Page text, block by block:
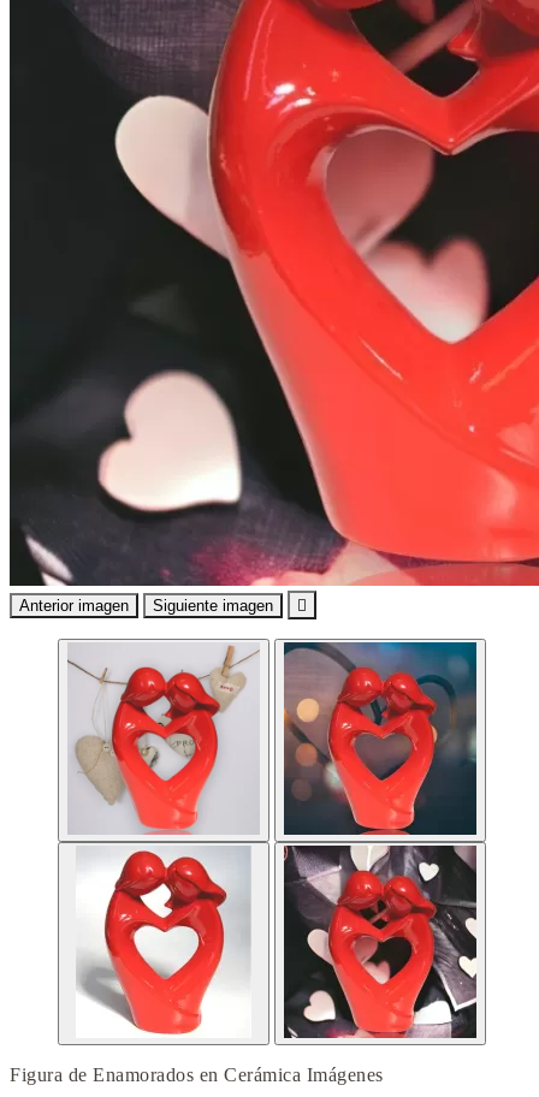
Anterior imagen Siguiente imagen 
Figura de Enamorados en Cerámica Imágenes